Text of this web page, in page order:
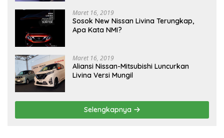
Maret 16, 2019
Sosok New Nissan Livina Terungkap,
Apa Kata NMI?
Maret 16, 2019
Aliansi Nissan-Mitsubishi Luncurkan
Livina Versi Mungil
Selengkapnya